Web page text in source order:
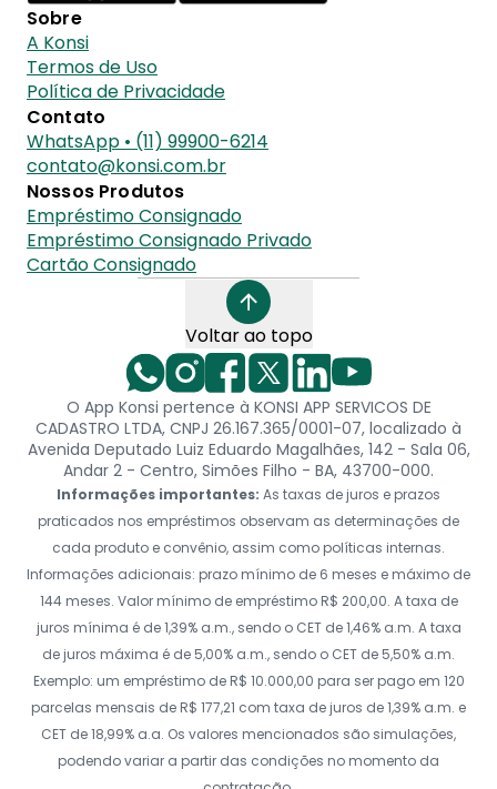
Sobre
A Konsi
Termos de Uso
Política de Privacidade
Contato
WhatsApp • (11) 99900-6214
contato@konsi.com.br
Nossos Produtos
Empréstimo Consignado
Empréstimo Consignado Privado
Cartão Consignado
Voltar ao topo
O App Konsi pertence à KONSI APP SERVICOS DE
CADASTRO LTDA, CNPJ 26.167.365/0001-07, localizado à
Avenida Deputado Luiz Eduardo Magalhães, 142 - Sala 06,
Andar 2 - Centro, Simões Filho - BA, 43700-000.
Informações importantes: As taxas de juros e prazos
praticados nos empréstimos observam as determinações de
cada produto e convênio, assim como políticas internas.
Informações adicionais: prazo mínimo de 6 meses e máximo de
144 meses. Valor mínimo de empréstimo R$ 200,00. A taxa de
juros mínima é de 1,39% a.m., sendo o CET de 1,46% a.m. A taxa
de juros máxima é de 5,00% a.m., sendo o CET de 5,50% a.m.
Exemplo: um empréstimo de R$ 10.000,00 para ser pago em 120
parcelas mensais de R$ 177,21 com taxa de juros de 1,39% a.m. e
CET de 18,99% a.a. Os valores mencionados são simulações,
podendo variar a partir das condições no momento da